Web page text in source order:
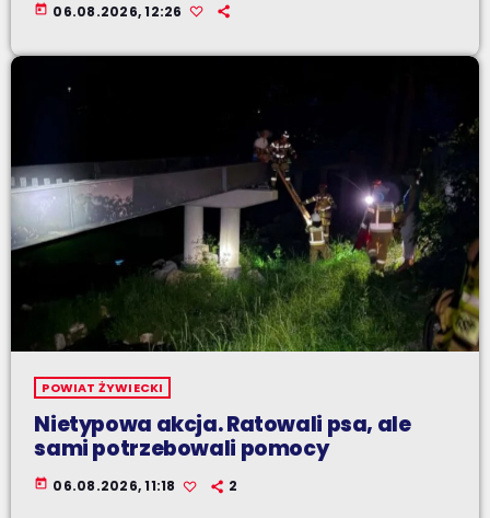
today 06.08.2026, 12:26
POWIAT ŻYWIECKI
Nietypowa akcja. Ratowali psa, ale
sami potrzebowali pomocy
today 06.08.2026, 11:18 2